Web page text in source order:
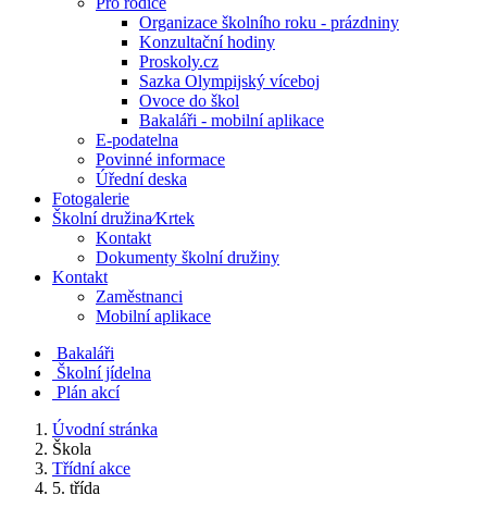
Organizace školního roku - prázdniny
Konzultační hodiny
Proskoly.cz
Sazka Olympijský víceboj
Ovoce do škol
Bakaláři - mobilní aplikace
E-podatelna
Povinné informace
Úřední deska
Fotogalerie
Školní družina⁄Krtek
Kontakt
Dokumenty školní družiny
Kontakt
Zaměstnanci
Mobilní aplikace
Bakaláři
Školní jídelna
Plán akcí
Úvodní stránka
Škola
Třídní akce
5. třída